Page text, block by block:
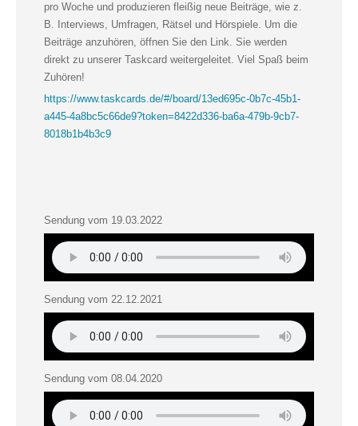
pro Woche und produzieren fleißig neue Beiträge, wie z.
B. Interviews, Umfragen, Rätsel und Hörspiele. Um die
Beiträge anzuhören, öffnen Sie den Link. Sie werden
direkt zu unserer Taskcard weitergeleitet. Viel Spaß beim
Zuhören!
https://www.taskcards.de/#/board/13ed695c-0b7c-45b1-
a445-4a8bc5c66de9?token=8422d336-ba6a-479b-9cb7-
8018b1b4b3c9
Sendung vom 19.03.2022
Sendung vom 22.12.2021
Sendung vom 08.04.2020